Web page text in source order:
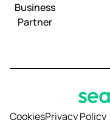
Business
Partner
CookiesPrivacy Policy